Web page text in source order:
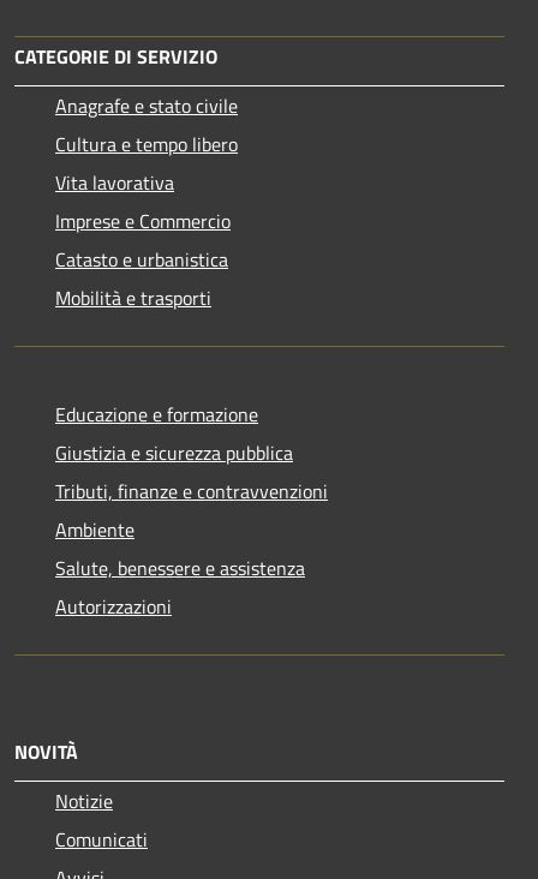
CATEGORIE DI SERVIZIO
Anagrafe e stato civile
Cultura e tempo libero
Vita lavorativa
Imprese e Commercio
Catasto e urbanistica
Mobilità e trasporti
Educazione e formazione
Giustizia e sicurezza pubblica
Tributi, finanze e contravvenzioni
Ambiente
Salute, benessere e assistenza
Autorizzazioni
NOVITÀ
Notizie
Comunicati